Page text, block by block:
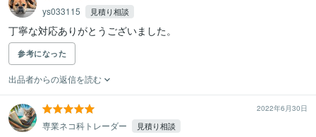
ys033115 見積り相談
丁寧な対応ありがとうございました。
参考になった
出品者からの返信を読む
2022年6月30日
専業ネコ科トレーダー 見積り相談